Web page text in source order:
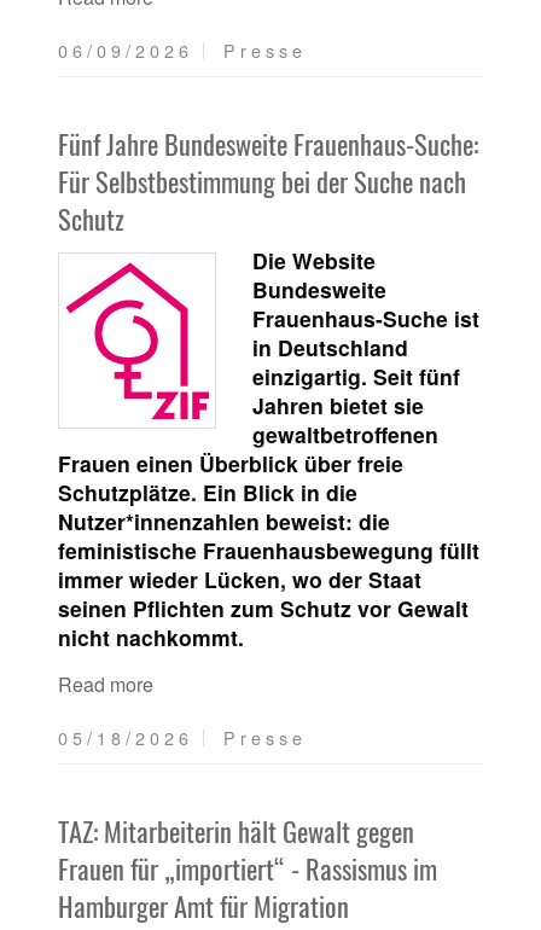
06/09/2026 Presse
Fünf Jahre Bundesweite Frauenhaus-Suche:
Für Selbstbestimmung bei der Suche nach
Schutz
Die Website
Bundesweite
Frauenhaus-Suche ist
in Deutschland
einzigartig. Seit fünf
Jahren bietet sie
gewaltbetroffenen
Frauen einen Überblick über freie
Schutzplätze. Ein Blick in die
Nutzer*innenzahlen beweist: die
feministische Frauenhausbewegung füllt
immer wieder Lücken, wo der Staat
seinen Pflichten zum Schutz vor Gewalt
nicht nachkommt.
Read more
05/18/2026 Presse
TAZ: Mitarbeiterin hält Gewalt gegen
Frauen für „importiert“ - Rassismus im
Hamburger Amt für Migration